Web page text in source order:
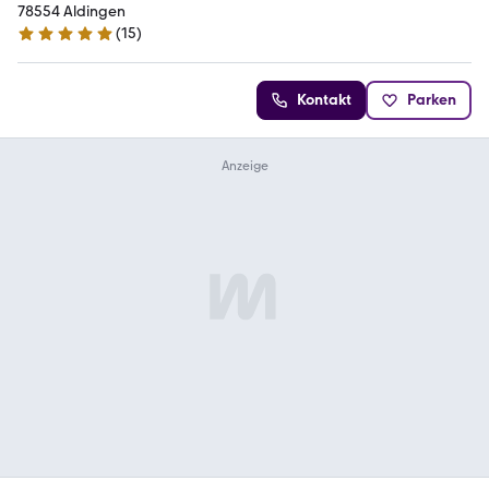
78554 Aldingen
4.9 Sterne
(15)
Kontakt Parken